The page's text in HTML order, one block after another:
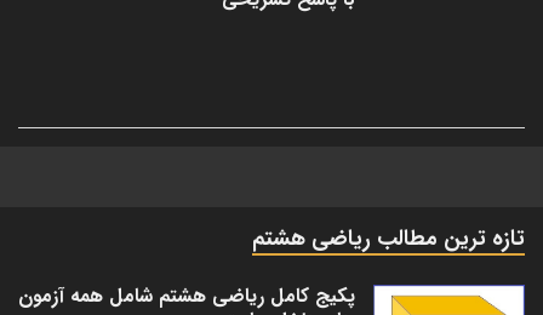
تازه ترین مطالب ریاضی هشتم
پکیج کامل ریاضی هشتم شامل همه آزمون